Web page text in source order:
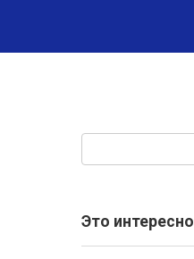
Это интересно